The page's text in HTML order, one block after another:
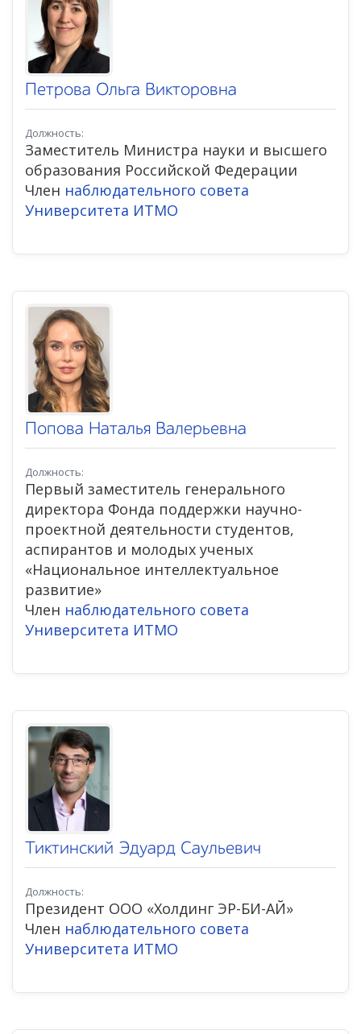
Петрова Ольга Викторовна
Должность:
Заместитель Министра науки и высшего
образования Российской Федерации
Член наблюдательного совета
Университета ИТМО
Попова Наталья Валерьевна
Должность:
Первый заместитель генерального
директора Фонда поддержки научно-
проектной деятельности студентов,
аспирантов и молодых ученых
«Национальное интеллектуальное
развитие»
Член наблюдательного совета
Университета ИТМО
Тиктинский Эдуард Саульевич
Должность:
Президент ООО «Холдинг ЭР-БИ-АЙ»
Член наблюдательного совета
Университета ИТМО